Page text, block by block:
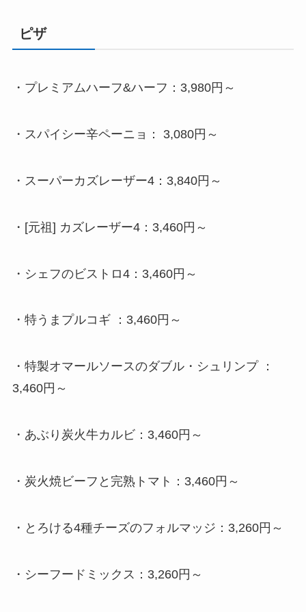
ピザ
・ プレミアムハーフ&ハーフ：3,980円～
・ スパイシー辛ペーニョ ： 3,080円～
・ スーパーカズレーザー4： 3,840円～
・ [元祖] カズレーザー4： 3,460円～
・ シェフのビストロ4：3,460円～
・ 特うまプルコギ ：3,460円～
・ 特製オマールソースのダブル・シュリンプ ：
3,460円～
・ あぶり炭火牛カルビ：3,460円～
・ 炭火焼ビーフと完熟トマト：3,460円～
・ とろける4種チーズのフォルマッジ：3,260円～
・ シーフードミックス：3,260円～